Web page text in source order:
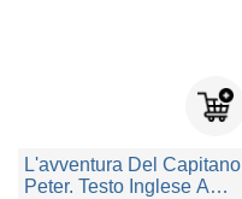
L'avventura Del Capitano
Peter. Testo Inglese A